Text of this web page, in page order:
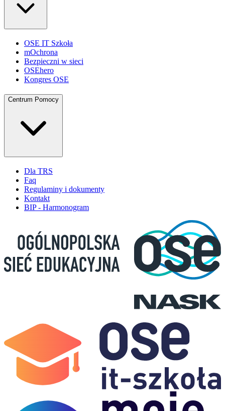
OSE IT Szkoła
mOchrona
Bezpieczni w sieci
OSEhero
Kongres OSE
Centrum Pomocy
Dla TRS
Faq
Regulaminy i dokumenty
Kontakt
BIP - Harmonogram